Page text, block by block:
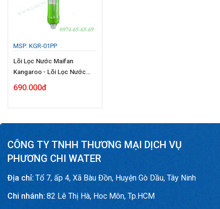
MSP: KGR-01PP
Lõi Lọc Nước Maifan
Kangaroo - Lõi Lọc Nước
Chức Năng
690.000đ
CÔNG TY TNHH THƯƠNG MẠI DỊCH VỤ
PHƯƠNG CHI WATER
Địa chỉ: Tổ 7, ấp 4, Xã Bàu Đồn, Huyện Gò Dầu, Tây Ninh
Chi nhánh: 82 Lê Thị Hà, Hoc Môn, Tp.HCM